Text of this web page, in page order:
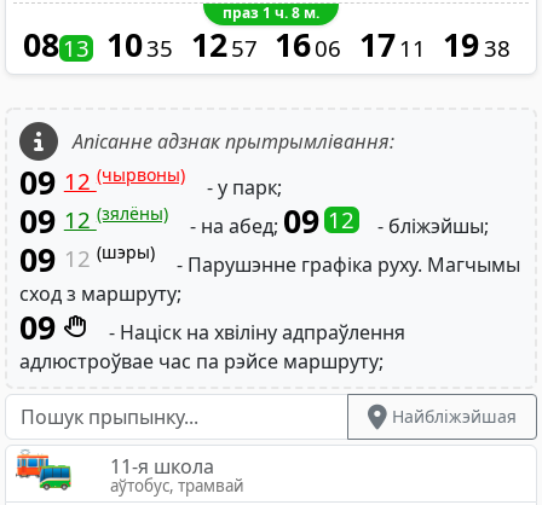
Найбліжэйшая
11-я школа
аўтобус, трамвай
праз 1 ч. 8 м.
0813 1035 1257 1606 17 11 1938
Апісанне адзнак прытрымлівання:
09 12(чырвоны) - у парк;
09 12(зялёны) - на абед; 09 12 - бліжэйшы;
09 12 (шэры)
- Парушэнне графіка руху. Магчымы
сход з маршруту;
09
- Націск на хвіліну адпраўлення
адлюстроўвае час па рэйсе маршруту;